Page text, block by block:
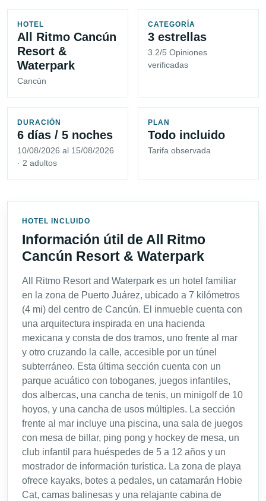
HOTEL
All Ritmo Cancún
Resort &
Waterpark
Cancún
CATEGORÍA
3 estrellas
3.2/5 Opiniones
verificadas
DURACIÓN
6 días / 5 noches
10/08/2026 al 15/08/2026
· 2 adultos
PLAN
Todo incluido
Tarifa observada
HOTEL INCLUIDO
Información útil de All Ritmo
Cancún Resort & Waterpark
All Ritmo Resort and Waterpark es un hotel familiar
en la zona de Puerto Juárez, ubicado a 7 kilómetros
(4 mi) del centro de Cancún. El inmueble cuenta con
una arquitectura inspirada en una hacienda
mexicana y consta de dos tramos, uno frente al mar
y otro cruzando la calle, accesible por un túnel
subterráneo. Esta última sección cuenta con un
parque acuático con toboganes, juegos infantiles,
dos albercas, una cancha de tenis, un minigolf de 10
hoyos, y una cancha de usos múltiples. La sección
frente al mar incluye una piscina, una sala de juegos
con mesa de billar, ping pong y hockey de mesa, un
club infantil para huéspedes de 5 a 12 años y un
mostrador de información turística. La zona de playa
ofrece kayaks, botes a pedales, un catamarán Hobie
Cat, camas balinesas y una relajante cabina de